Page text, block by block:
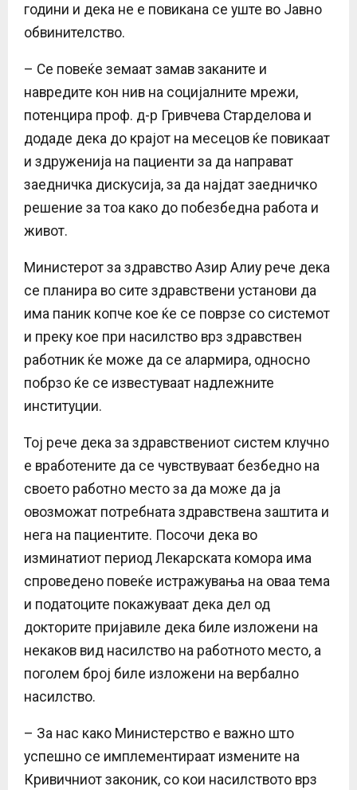
години и дека не е повикана се уште во Јавно
обвинителство.
– Се повеќе земаат замав заканите и
навредите кон нив на социјалните мрежи,
потенцира проф. д-р Гривчева Старделова и
додаде дека до крајот на месецов ќе повикаат
и здруженија на пациенти за да направат
заедничка дискусија, за да најдат заедничко
решение за тоа како до побезбедна работа и
живот.
Министерот за здравство Азир Алиу рече дека
се планира во сите здравствени установи да
има паник копче кое ќе се поврзе со системот
и преку кое при насилство врз здравствен
работник ќе може да се алармира, односно
побрзо ќе се известуваат надлежните
институции.
Тој рече дека за здравствениот систем клучно
е вработените да се чувствуваат безбедно на
своето работно место за да може да ја
овозможат потребната здравствена заштита и
нега на пациентите. Посочи дека во
изминатиот период Лекарската комора има
спроведено повеќе истражувања на оваа тема
и податоците покажуваат дека дел од
докторите пријавиле дека биле изложени на
некаков вид насилство на работното место, а
поголем број биле изложени на вербално
насилство.
– За нас како Министерство е важно што
успешно се имплементираат измените на
Кривичниот законик, со кои насилството врз